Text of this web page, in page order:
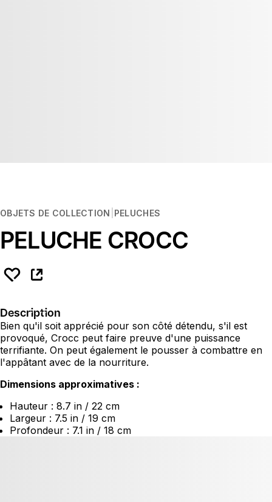
OBJETS DE COLLECTION PELUCHES
PELUCHE CROCC
Description
Bien qu'il soit apprécié pour son côté détendu, s'il est
provoqué, Crocc peut faire preuve d'une puissance
terrifiante. On peut également le pousser à combattre en
l'appâtant avec de la nourriture.
Dimensions approximatives :
Hauteur : 8.7 in / 22 cm
Largeur : 7.5 in / 19 cm
Profondeur : 7.1 in / 18 cm